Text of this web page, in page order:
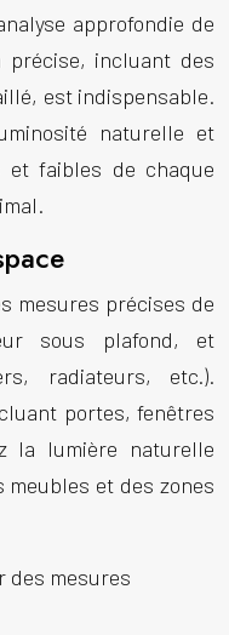
approfondie de
précise, incluant des
est indispensable.
naturelle et
et faibles de chaque
mesures précises de
sous plafond, et
radiateurs, etc.).
portes, fenêtres
la lumière naturelle
et des zones
des mesures